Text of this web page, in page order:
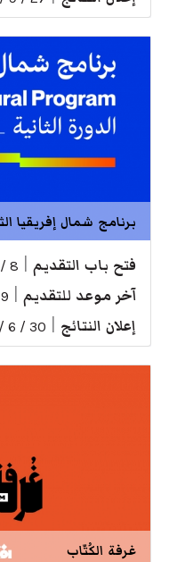
برنامج شمال إفريقيا
فتح باب التقديم 8 / 1 / 2024
آخر موعد للتقديم 2024
إعلان النتائج 30 / 6 / 2024
غرفة الكُتّاب